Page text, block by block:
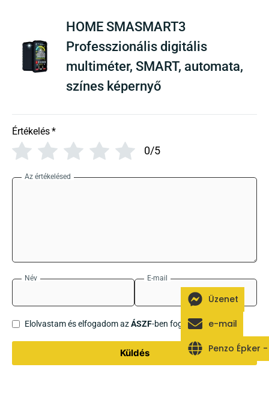
HOME SMASMART3
Professzionális digitális
multiméter, SMART, automata,
színes képernyő
Értékelés*
0/5
Az értékelésed
Név E-mail
Elolvastam és elfogadom azÁSZF-ben foglaltakat!
Küldés
Üzenet
e-mail
Penzo Épker